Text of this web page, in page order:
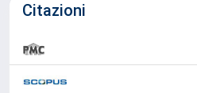
Citazioni